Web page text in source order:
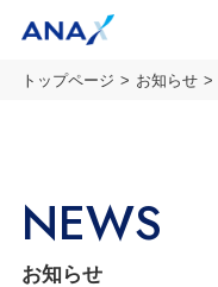
トップページ お知らせ
NEWS
お知らせ